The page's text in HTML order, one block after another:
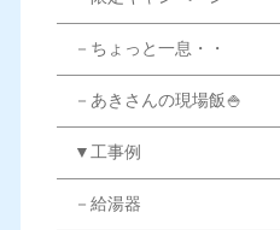
－ちょっと一息・・
－あきさんの現場飯🍚
▼工事例
－給湯器